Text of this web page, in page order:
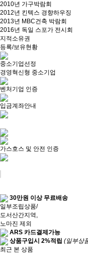
2010년 가구박람회
2012년 킨텍스 경향하우징
2013년 MBC건축 박람회
2016년 독일 스포가 전시회
지적소유권
등록/보유현황
중소기업선정
경영혁신형 중소기업
벤처기업 인증
입금계좌안내
가스호스 및 안전 인증
30만원 이상 무료배송
일부조립상품/
도서산간지역,
노마진 제외
ARS 카드결제가능
상품구입시 2%적립 (일부상
최근 본 상품